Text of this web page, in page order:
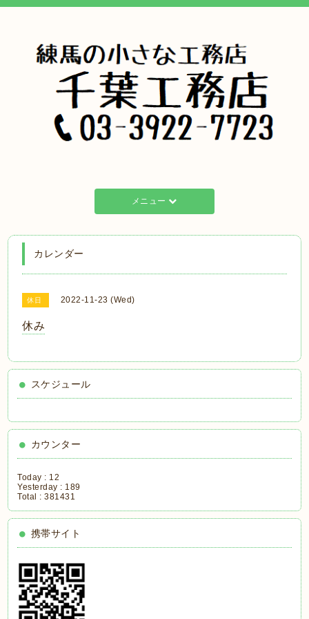
メニュー
カレンダー
休日 2022-11-23 (Wed)
休み
スケジュール
カウンター
Today : 12
Yesterday : 189
Total :381431
携帯サイト